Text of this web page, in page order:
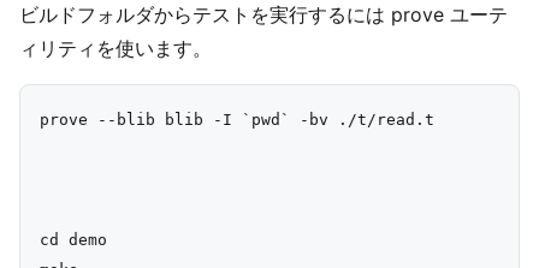
ビルドフォルダからテストを実行するには prove ユーテ
ィリティを使います。
prove --blib blib -I `pwd` -bv ./t/read.t
cd demo